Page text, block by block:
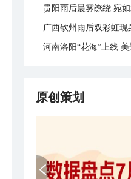
贵阳雨后晨雾缭绕 宛
广西钦州雨后双彩虹现
河南洛阳“花海”上线
原创策划